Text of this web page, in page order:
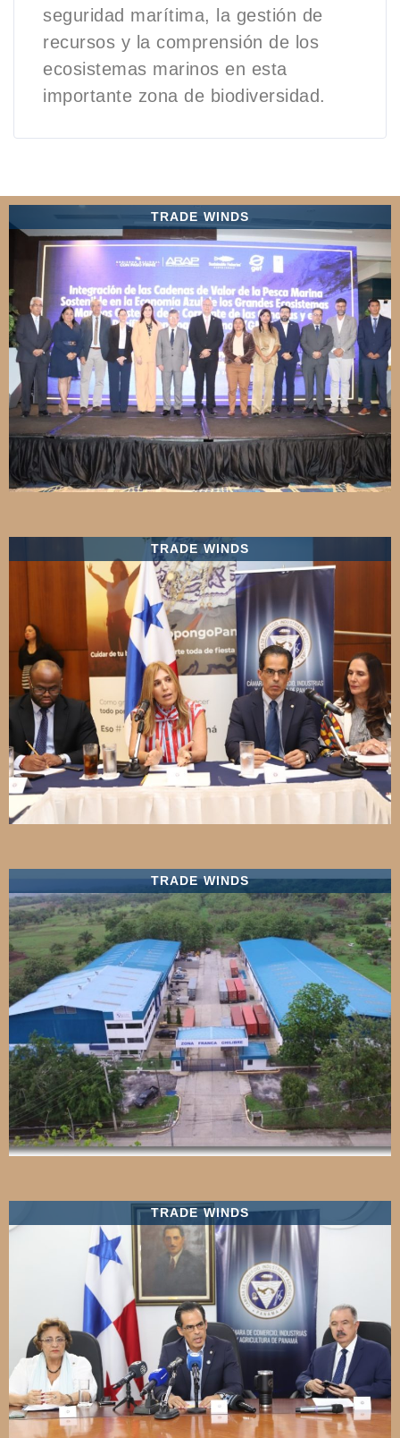
seguridad marítima, la gestión de
recursos y la comprensión de los
ecosistemas marinos en esta
importante zona de biodiversidad.
TRADE WINDS
TRADE WINDS
TRADE WINDS
TRADE WINDS